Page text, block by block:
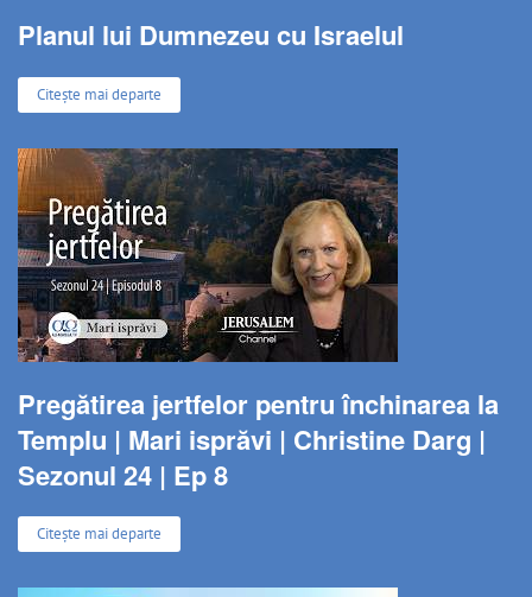
Planul lui Dumnezeu cu Israelul
Citește mai departe
Pregătirea jertfelor pentru închinarea la
Templu | Mari isprăvi | Christine Darg |
Sezonul 24 | Ep 8
Citește mai departe